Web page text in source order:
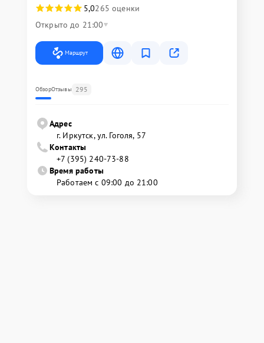
5,0265 оценки
Открыто до 21:00
Маршрут
ОбзорОтзывы 295
Адрес
г. Иркутск, ул. ​Гоголя, 57
Контакты
+7 (395) 240-73-88
Время работы
Работаем с 09:00 до 21:00